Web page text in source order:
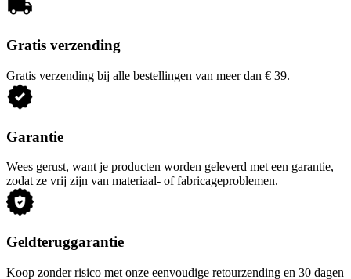
Gratis verzending
Gratis verzending bij alle bestellingen van meer dan € 39.
Garantie
Wees gerust, want je producten worden geleverd met een garantie,
zodat ze vrij zijn van materiaal- of fabricageproblemen.
Geldteruggarantie
Koop zonder risico met onze eenvoudige retourzending en 30 dagen